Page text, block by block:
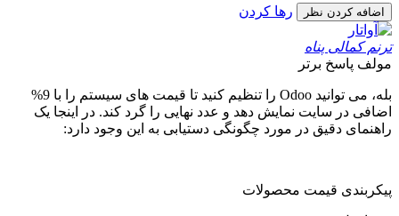
اضافه کردن نظر رها کردن
ترنم کمالی پناه
مولف پاسخ برتر
بله، می توانید Odoo را تنظیم کنید تا قیمت های سیستم را با 9%
اضافی در سایت نمایش دهد و عدد نهایی را گرد کند. در اینجا یک
راهنمای دقیق در مورد چگونگی دستیابی به این وجود دارد:
پیکربندی قیمت محصولات